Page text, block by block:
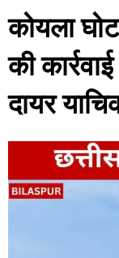
कोयला
की
दायर